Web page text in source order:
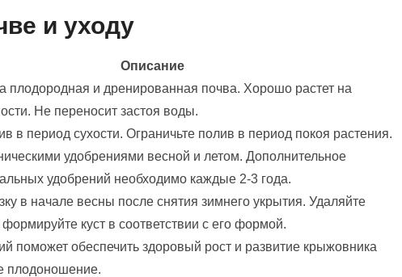
и уходу
Описание
плодородная и дренированная почва. Хорошо растет на
Не переносит застоя воды.
в период сухости. Ограничьте полив в период покоя растения.
удобрениями весной и летом. Дополнительное
удобрений необходимо каждые 2-3 года.
в начале весны после снятия зимнего укрытия. Удаляйте
куст в соответствии с его формой.
поможет обеспечить здоровый рост и развитие крыжовника
плодоношение.